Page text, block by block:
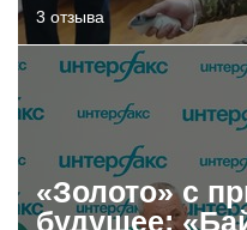
3 отзыва
«Золото» с
будущее: